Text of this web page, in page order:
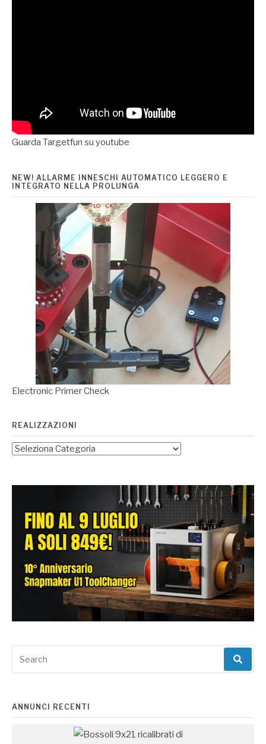
Guarda Targetfun su youtube
NEW! ALLARME INNESCHI AUTOMATICO LEGGERO E
INTEGRATO NELLA PROLUNGA
Electronic Primer Check
REALIZZAZIONI
for:
ANNUNCI RECENTI